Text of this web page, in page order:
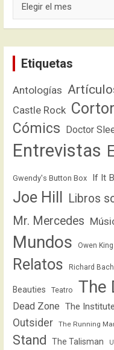
Etiquetas
Antologías
Castle Rock
Cómics Doctor
Entrevistas
Gwendy's Button Box If It
Joe Hill Libros
Mr. Mercedes
Mundos
Owen King
Relatos Richard
Beauties Teatro The
Dead Zone The Institute
Outsider
The Running
Stand
The Talisman